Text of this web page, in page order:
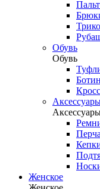
Обувь
Обувь
Женское